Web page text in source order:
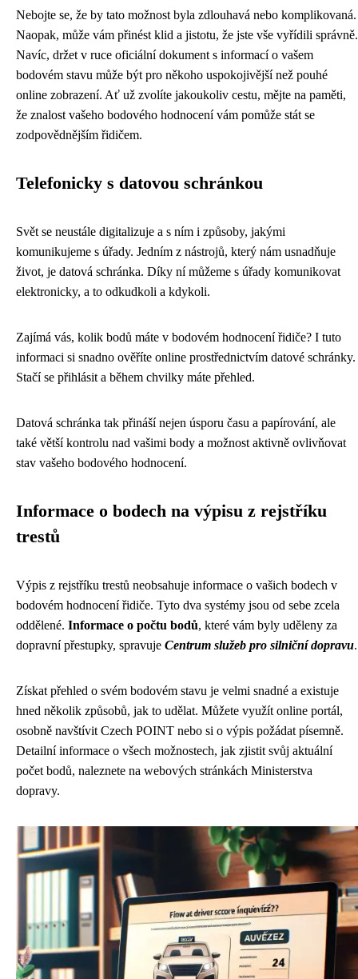
Nebojte se, že by tato možnost byla zdlouhavá nebo komplikovaná.
Naopak, může vám přinést klid a jistotu, že jste vše vyřídili správně.
Navíc, držet v ruce oficiální dokument s informací o vašem
bodovém stavu může být pro někoho uspokojivější než pouhé
online zobrazení. Ať už zvolíte jakoukoliv cestu, mějte na paměti,
že znalost vašeho bodového hodnocení vám pomůže stát se
zodpovědnějším řidičem.
Telefonicky s datovou schránkou
Svět se neustále digitalizuje a s ním i způsoby, jakými
komunikujeme s úřady. Jedním z nástrojů, který nám usnadňuje
život, je datová schránka. Díky ní můžeme s úřady komunikovat
elektronicky, a to odkudkoli a kdykoli.
Zajímá vás, kolik bodů máte v bodovém hodnocení řidiče? I tuto
informaci si snadno ověříte online prostřednictvím datové schránky.
Stačí se přihlásit a během chvilky máte přehled.
Datová schránka tak přináší nejen úsporu času a papírování, ale
také větší kontrolu nad vašimi body a možnost aktivně ovlivňovat
stav vašeho bodového hodnocení.
Informace o bodech na výpisu z rejstříku
trestů
Výpis z rejstříku trestů neobsahuje informace o vašich bodech v
bodovém hodnocení řidiče. Tyto dva systémy jsou od sebe zcela
oddělené. Informace o počtu bodů, které vám byly uděleny za
dopravní přestupky, spravuje Centrum služeb pro silniční dopravu.
Získat přehled o svém bodovém stavu je velmi snadné a existuje
hned několik způsobů, jak to udělat. Můžete využít online portál,
osobně navštívit Czech POINT nebo si o výpis požádat písemně.
Detailní informace o všech možnostech, jak zjistit svůj aktuální
počet bodů, naleznete na webových stránkách Ministerstva
dopravy.